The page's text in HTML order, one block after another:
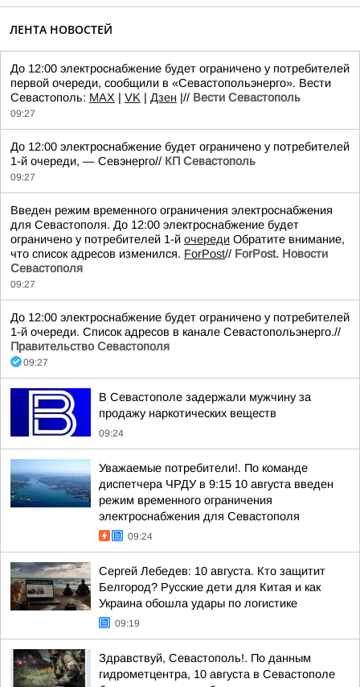
ЛЕНТА НОВОСТЕЙ
До 12:00 электроснабжение будет ограничено у потребителей
первой очереди, сообщили в «Севастопольэнерго». Вести
Севастополь: MAX | VK | Дзен |// Вести Севастополь
09:27
До 12:00 электроснабжение будет ограничено у потребителей
1-й очереди, — Севэнерго// КП Севастополь
09:27
Введен режим временного ограничения электроснабжения
для Севастополя. До 12:00 электроснабжение будет
ограничено у потребителей 1-й очереди Обратите внимание,
что список адресов изменился. ForPost// ForPost. Новости
Севастополя
09:27
До 12:00 электроснабжение будет ограничено у потребителей
1-й очереди. Список адресов в канале Севастопольэнерго.//
Правительство Севастополя
09:27
В Севастополе задержали мужчину за
продажу наркотических веществ
09:24
Уважаемые потребители!. По команде
диспетчера ЧРДУ в 9:15 10 августа введен
режим временного ограничения
электроснабжения для Севастополя
09:24
Сергей Лебедев: 10 августа. Кто защитит
Белгород? Русские дети для Китая и как
Украина обошла удары по логистике
09:19
Здравствуй, Севастополь!. По данным
гидрометцентра, 10 августа в Севастополе